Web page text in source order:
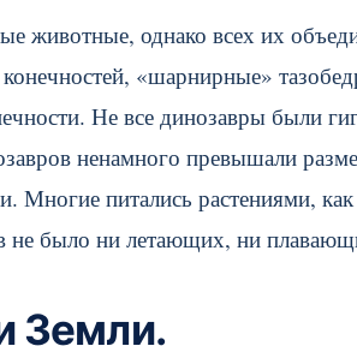
животные, однако всех их
«шарнирные»
Не все динозавры были
ненамного превышали
питались растениями,
не было ни летающих, ни
Земли.